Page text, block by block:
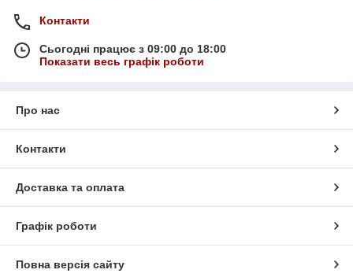
Контакти
Сьогодні працює з 09:00 до 18:00
Показати весь графік роботи
Про нас
Контакти
Доставка та оплата
Графік роботи
Повна версія сайту